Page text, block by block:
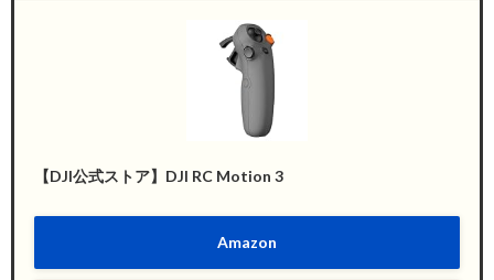
【DJI公式ストア】DJI RC Motion 3
Amazon